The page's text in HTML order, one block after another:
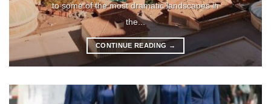
to some of the most dramatic landscapes in
the...
CONTINUE READING →